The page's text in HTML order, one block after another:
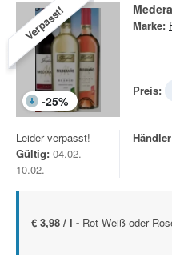
Verpasst!
-25%
Marke:
Preis:
Leider verpasst!
Gültig: 04.02. -
10.02.
€ 3,98 / l - Rot Weiß oder